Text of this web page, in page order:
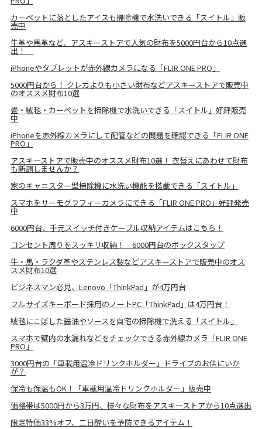
カーペットに落としたアイスも掃除機で水洗いできる「スイトル」販
売中
牛革や馬革など、アスキーストアで人気の財布を5000円台から10点選
出！
iPhoneやタブレットが赤外線カメラになる「FLIR ONE PRO」
5000円台から！ クレカよりも小さい財布などアスキーストアで販売中
のオススメ財布10選
畳・絨毯・カーペットを掃除機で水洗いできる「スイトル」好評販売
中
iPhoneを赤外線カメラにして配管などの問題を確認できる「FLIR ONE
PRO」
アスキーストアで販売中のオススメ財布10選！ 衣替えにあわせて財布
も新調しませんか？
家のキャニスター型掃除機に水洗い機能を搭載できる「スイトル」
スマホをサーモグラフィーカメラにできる「FLIR ONE PRO」好評発売
中
6000円台、手元スイッチ付きケーブル収納アイテムはこちら！
コンセント周りをスッキリ収納！ 6000円台のボックスタップ
牛・馬・ラクダ革やステンレス製などアスキーストアで販売中のオス
スメ財布10選
ビジネスマン必見、Lenovo「ThinkPad」が4万円台
フルサイズキーボード採用のノートPC「ThinkPad」は4万円台！
絨毯にこぼした醤油やソースを自宅の掃除機で洗える「スイトル」
スマホで壁内の水漏れなどをチェックできる赤外線カメラ「FLIR ONE
PRO」
3000円台の「車載用温冷ドリンクホルダー」ドライブのお供にいか
が？
保冷も保温もOK！「車載用温冷ドリンクホルダー」販売中
価格帯は5000円から3万円、様々な財布をアスキーストアから10点選出
限定特価33%オフ、二日酔いを予防できるアイテム！